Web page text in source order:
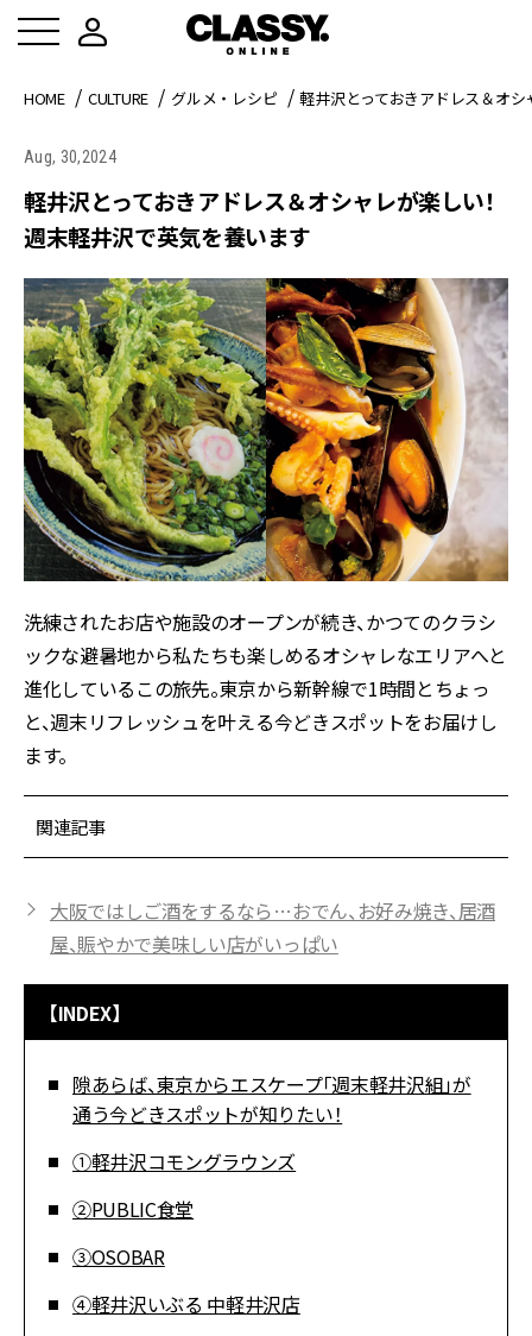
HOME CULTURE グルメ・レシピ 軽井沢とっておきアドレス＆オ
Aug, 30,2024
軽井沢とっておきアドレス＆オシャレが楽しい！
週末軽井沢で英気を養います
洗練されたお店や施設のオープンが続き、かつてのクラシ
ックな避暑地から私たちも楽しめるオシャレなエリアへと
進化しているこの旅先。東京から新幹線で1時間とちょっ
と、週末リフレッシュを叶える今どきスポットをお届けし
ます。
関連記事
大阪ではしご酒をするなら…おでん、お好み焼き、居酒
屋、賑やかで美味しい店がいっぱい
【INDEX】
隙あらば、東京からエスケープ「週末軽井沢組」が
通う今どきスポットが知りたい！
①軽井沢コモングラウンズ
②PUBLIC食堂
③OSOBAR
④軽井沢いぶる 中軽井沢店